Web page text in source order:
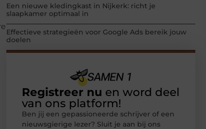
Een nieuwe kledingkast in Nijkerk: richt je
slaapkamer optimaal in
Effectieve strategieën voor Google Ads bereik jouw
doelen
Registreer nu en word deel
van ons platform!
Ben jij een gepassioneerde schrijver of een
nieuwsgierige lezer? Sluit je aan bij ons